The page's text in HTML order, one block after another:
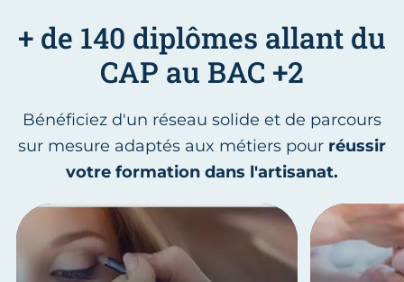
+ de 140 diplômes allant du
CAP au BAC +2
Bénéficiez d'un réseau solide et de parcours
sur mesure adaptés aux métiers pour réussir
votre formation dans l'artisanat.